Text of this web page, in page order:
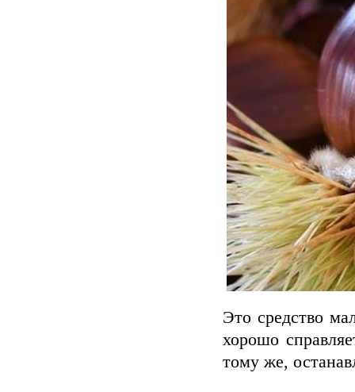
Это средство
хорошо
тому же,